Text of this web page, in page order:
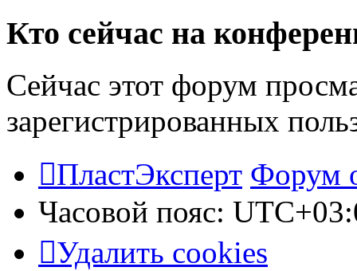
Кто сейчас на
Сейчас этот форум
зарегистрированных
ПластЭксперт Форум
Часовой пояс:
Удалить cookies